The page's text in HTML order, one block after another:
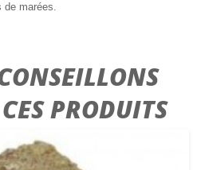
de marées.
PRODUITS